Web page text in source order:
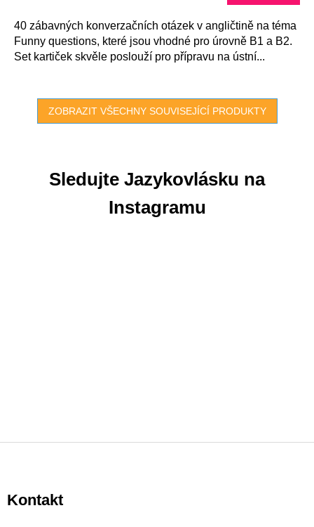
40 zábavných konverzačních otázek v angličtině na téma
Funny questions, které jsou vhodné pro úrovně B1 a B2.
Set kartiček skvěle poslouží pro přípravu na ústní...
ZOBRAZIT VŠECHNY SOUVISEJÍCÍ PRODUKTY
Sledujte Jazykovlásku na
Instagramu
p
aKontakt